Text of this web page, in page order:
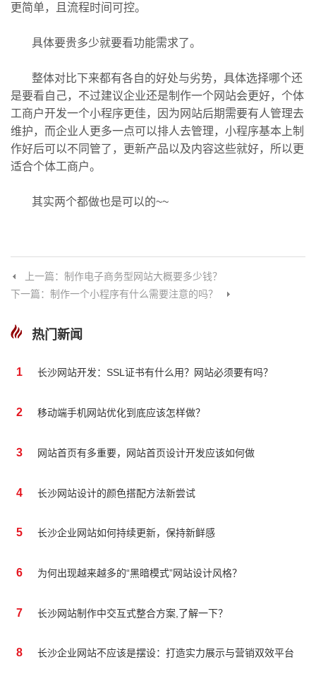
更简单，且流程时间可控。
具体要贵多少就要看功能需求了。
整体对比下来都有各自的好处与劣势，具体选择哪个还
是要看自己，不过建议企业还是制作一个网站会更好，个体
工商户开发一个小程序更佳，因为网站后期需要有人管理去
维护，而企业人更多一点可以排人去管理，小程序基本上制
作好后可以不同管了，更新产品以及内容这些就好，所以更
适合个体工商户。
其实两个都做也是可以的~~
上一篇：制作电子商务型网站大概要多少钱？
下一篇：制作一个小程序有什么需要注意的吗？
热门新闻
1 长沙网站开发：SSL证书有什么用？网站必须要有吗？
2 移动端手机网站优化到底应该怎样做？
3 网站首页有多重要，网站首页设计开发应该如何做
4 长沙网站设计的颜色搭配方法新尝试
5 长沙企业网站如何持续更新，保持新鲜感
6 为何出现越来越多的“黑暗模式”网站设计风格？
7 长沙网站制作中交互式整合方案,了解一下？
8 长沙企业网站不应该是摆设：打造实力展示与营销双效平台